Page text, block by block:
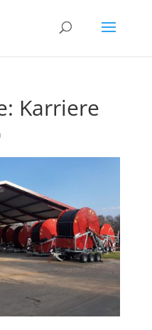
Karriere